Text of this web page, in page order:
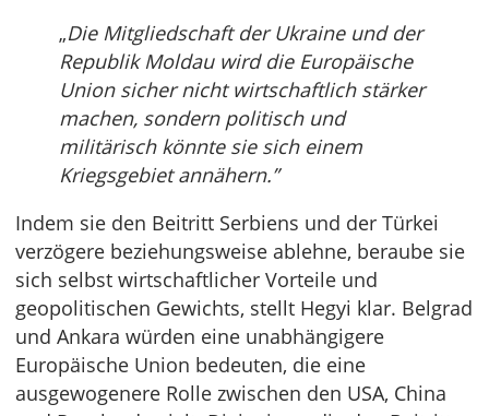
„Die Mitgliedschaft der Ukraine und der
Republik Moldau wird die Europäische
Union sicher nicht wirtschaftlich stärker
machen, sondern politisch und
militärisch könnte sie sich einem
Kriegsgebiet annähern.”
Indem sie den Beitritt Serbiens und der Türkei
verzögere beziehungsweise ablehne, beraube sie
sich selbst wirtschaftlicher Vorteile und
geopolitischen Gewichts, stellt Hegyi klar. Belgrad
und Ankara würden eine unabhängigere
Europäische Union bedeuten, die eine
ausgewogenere Rolle zwischen den USA, China